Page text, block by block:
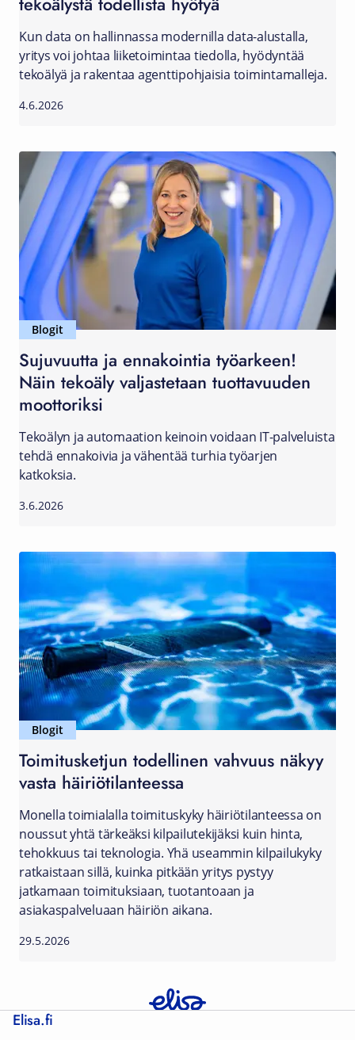
Kun data on hallinnassa modernilla data-alustalla,
yritys voi johtaa liiketoimintaa tiedolla, hyödyntää
tekoälyä ja rakentaa agenttipohjaisia toimintamalleja.
4.6.2026
Blogit
Sujuvuutta ja ennakointia työarkeen!
Näin tekoäly valjastetaan tuottavuuden
moottoriksi
Tekoälyn ja automaation keinoin voidaan IT-palveluista
tehdä ennakoivia ja vähentää turhia työarjen
katkoksia.
3.6.2026
Blogit
Toimitusketjun todellinen vahvuus näkyy
vasta häiriötilanteessa
Monella toimialalla toimituskyky häiriötilanteessa on
noussut yhtä tärkeäksi kilpailutekijäksi kuin hinta,
tehokkuus tai teknologia. Yhä useammin kilpailukyky
ratkaistaan sillä, kuinka pitkään yritys pystyy
jatkamaan toimituksiaan, tuotantoaan ja
asiakaspalveluaan häiriön aikana.
29.5.2026
Elisa.fi